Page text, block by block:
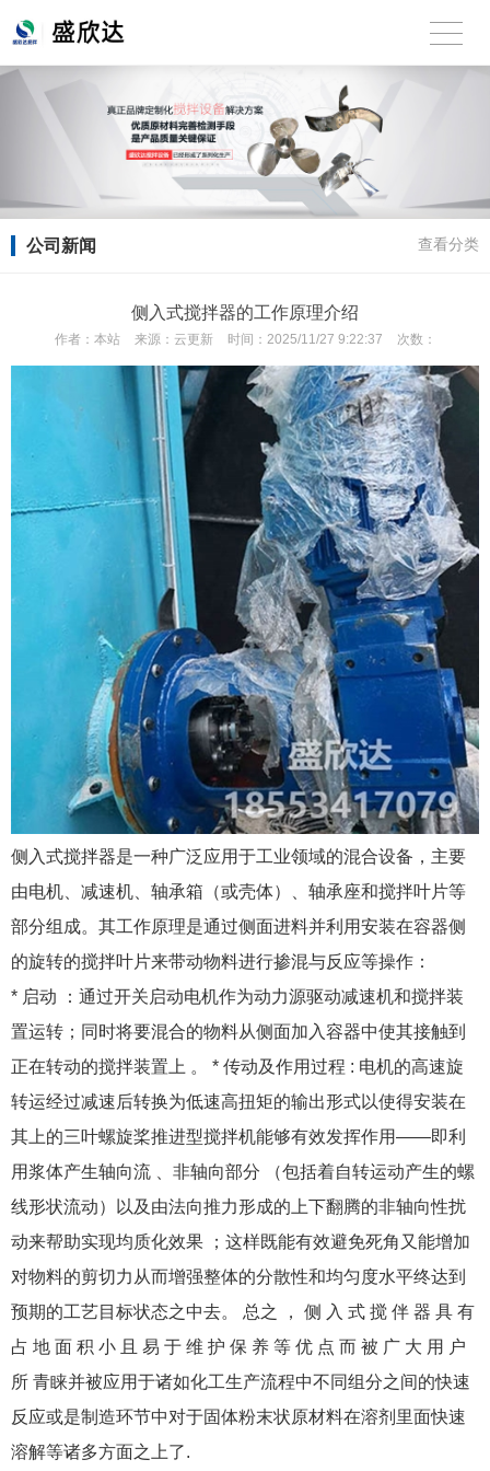
公司新闻 查看分类
侧入式搅拌器的工作原理介绍
作者： 本站 来源： 云更新 时间： 2025/11/27 9:22:37 次数：
侧入式搅拌器是一种广泛应用于工业领域的混合设备，主要
由电机、减速机、轴承箱（或壳体）、轴承座和搅拌叶片等
部分组成。其工作原理是通过侧面进料并利用安装在容器侧
的旋转的搅拌叶片来带动物料进行掺混与反应等操作：
* 启动 ：通过开关启动电机作为动力源驱动减速机和搅拌装
置运转；同时将要混合的物料从侧面加入容器中使其接触到
正在转动的搅拌装置上 。 * 传动及作用过程 : 电机的高速旋
转运经过减速后转换为低速高扭矩的输出形式以使得安装在
其上的三叶螺旋桨推进型搅拌机能够有效发挥作用——即利
用浆体产生轴向流 、非轴向部分 （包括着自转运动产生的螺
线形状流动）以及由法向推力形成的上下翻腾的非轴向性扰
动来帮助实现均质化效果 ；这样既能有效避免死角又能增加
对物料的剪切力从而增强整体的分散性和均匀度水平终达到
预期的工艺目标状态之中去。 总之 ， 侧 入 式 搅 伴 器 具 有
占 地 面 积 小 且 易 于 维 护 保 养 等 优 点 而 被 广 大 用 户
所 青睐并被应用于诸如化工生产流程中不同组分之间的快速
反应或是制造环节中对于固体粉末状原材料在溶剂里面快速
溶解等诸多方面之上了.